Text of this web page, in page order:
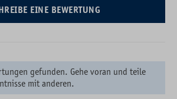
EINE BEWERTUNG
gefunden. Gehe voran und teile
mit anderen.